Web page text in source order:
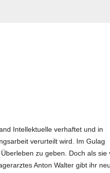
Intellektuelle verhaftet und in
verurteilt wird. Im Gulag
zu geben. Doch als sie
Anton Walter gibt ihr